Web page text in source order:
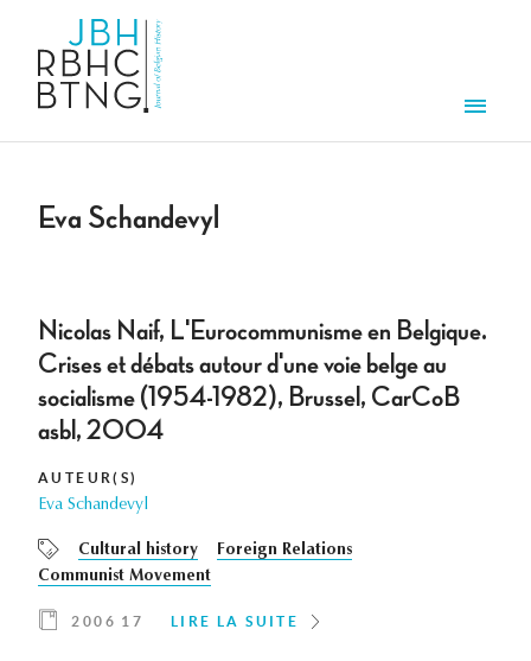
Eva Schandevyl
Nicolas Naif, L'Eurocommunisme en Belgique.
Crises et débats autour d'une voie belge au
socialisme (1954-1982), Brussel, CarCoB
asbl, 2004
AUTEUR(S)
Eva Schandevyl
Cultural history
Foreign Relations
Communist Movement
2006 17 LIRE LA SUITE